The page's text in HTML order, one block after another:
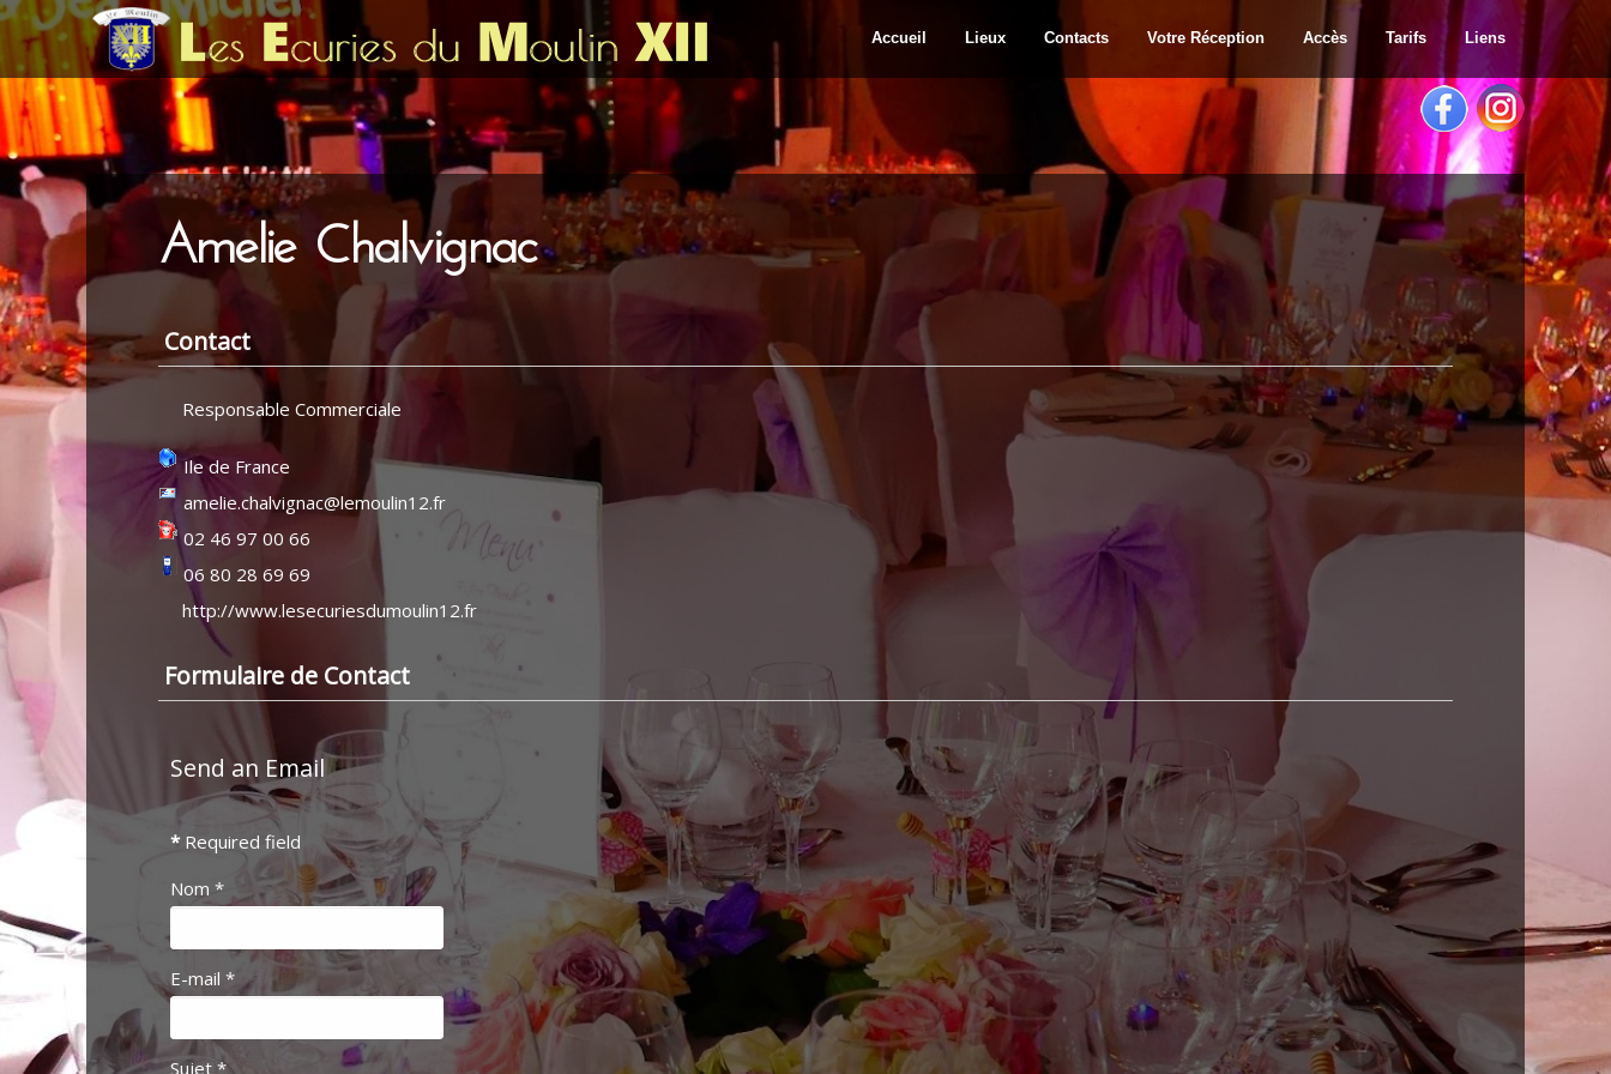
Accueil Lieux Contacts Votre Réception Accès Tarifs Liens
Amelie Chalvignac
Contact
Responsable Commerciale
Ile de France
amelie.chalvignac@lemoulin12.fr
02 46 97 00 66
06 80 28 69 69
http://www.lesecuriesdumoulin12.fr
Formulaire de Contact
Send an Email
* Required field
Nom *
E-mail *
Sujet *